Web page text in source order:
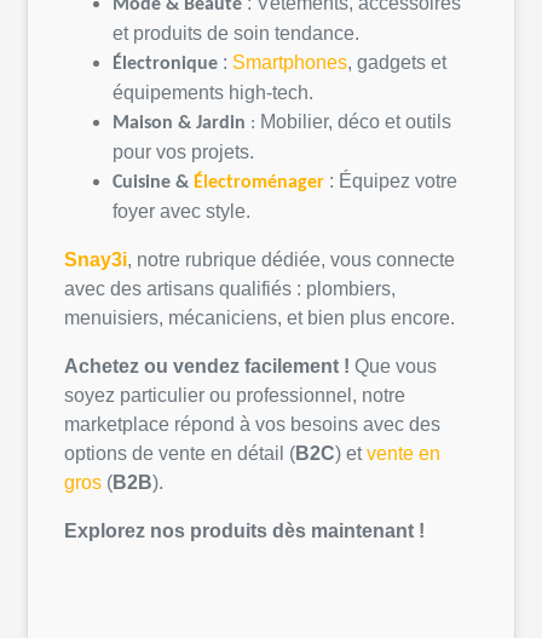
Mode & Beauté
et produits de soin tendance.
Électronique : Smartphones, gadgets et
équipements high-tech.
Maison & Jardin : Mobilier, déco etoutils
pour vos projets.
Cuisine & Électroménager : Équipez votre
foyer avec style.
Snay3i, notre rubrique dédiée, vous connecte
avec des artisans qualifiés : plombiers,
menuisiers, mécaniciens, et bien plus encore.
Achetez ou vendez facilement ! Que vous
soyez particulier ou professionnel , notre
marketplace répond à vos besoins avec des
options de vente en détail (B2C) etvente en
gros (B2B).
Explorez nos produits dès maintenant !